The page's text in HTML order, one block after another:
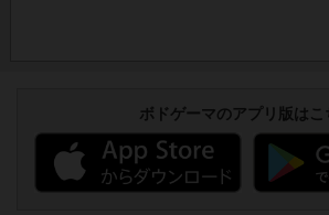
ボドゲーマのアプリ版はこ